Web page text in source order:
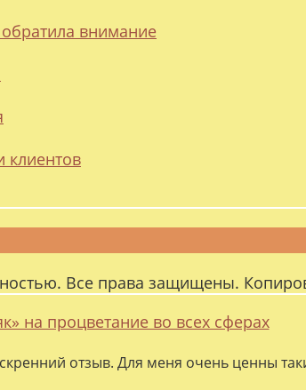
внимание
Все права защищены.
на процветание во всех сферах
отзыв. Для меня очень ценны